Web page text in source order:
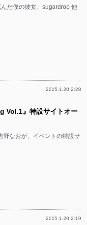
だ僕の彼女、sugardrop 他
2015.1.20 2:28
Vol.1』特設サイトオー
野なおが、イベントの特設サ
2015.1.20 2:19